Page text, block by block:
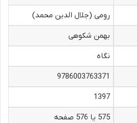
رومی (جلال الدین محمد)
بهمن شکوهی
نگاه
9786003763371
1397
575 یا 576 صفحه